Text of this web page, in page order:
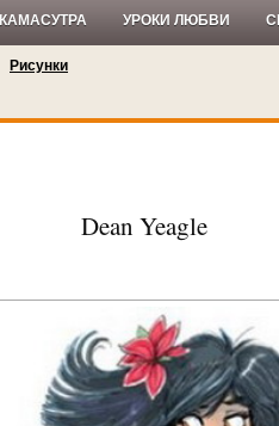
КАМАСУТРА УРОКИ ЛЮБВИ
Рисунки
Dean Yeagle